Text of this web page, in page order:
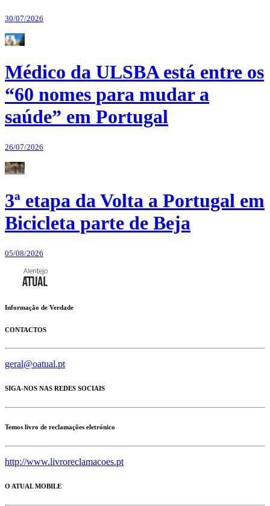
30/07/2026
Médico da ULSBA está entre os
“60 nomes para mudar a
saúde” em Portugal
26/07/2026
3ª etapa da Volta a Portugal em
Bicicleta parte de Beja
05/08/2026
Informação de Verdade
CONTACTOS
geral@oatual.pt
SIGA-NOS NAS REDES SOCIAIS
Temos livro de reclamações eletrónico
http://www.livroreclamacoes.pt
O ATUAL MOBILE